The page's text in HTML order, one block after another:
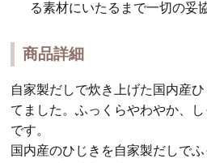
る素材にいたるまで一切の妥
商品詳細
自家製だしで炊き上げた国内産
てました。ふっくらやわやか、
です。
国内産のひじきを自家製だしで